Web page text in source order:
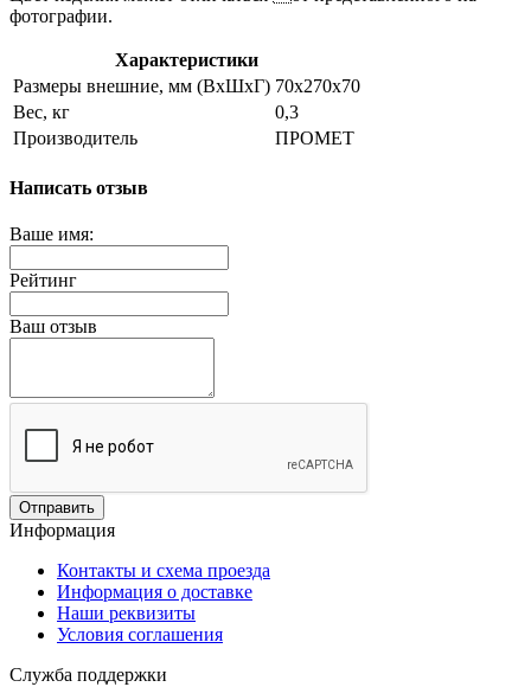
фотографии.
Характеристики
Размеры внешние, мм (ВхШхГ) 70x270x70
Вес, кг
0,3
Производитель
ПРОМЕТ
Написать отзыв
Ваше имя:
Рейтинг
Ваш отзыв
Отправить
Информация
Контакты и схема проезда
Информация о доставке
Наши реквизиты
Условия соглашения
Служба поддержки